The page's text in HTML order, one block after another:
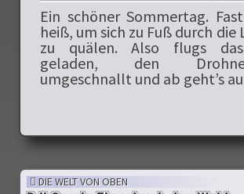
Ein schöner Sommertag.
heiß, um sich zu Fuß durch die
zu quälen. Also flugs
geladen, den
umgeschnallt und ab geht’s
DIE WELT VON OBEN